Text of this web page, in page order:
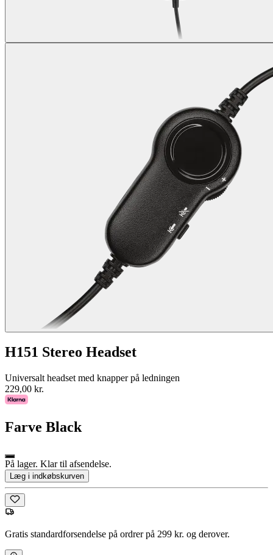
H151 Stereo Headset
Universalt headset med knapper på ledningen
229,00 kr.
Farve Black
På lager. Klar til afsendelse.
Læg i indkøbskurven
Gratis standardforsendelse på ordrer på 299 kr. og derover.